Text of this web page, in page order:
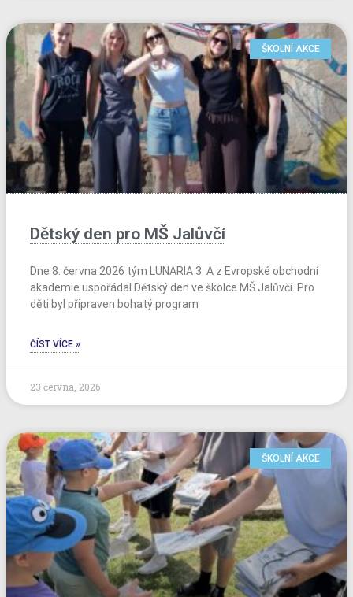
ŠKOLNÍ AKCE
Dětský den pro MŠ Jalůvčí
Dne 8. června 2026 tým LUNARIA 3. A z Evropské obchodní
akademie uspořádal Dětský den ve školce MŠ Jalůvčí. Pro
děti byl připraven bohatý program
ČÍST VÍCE »
23 června, 2026
ŠKOLNÍ AKCE